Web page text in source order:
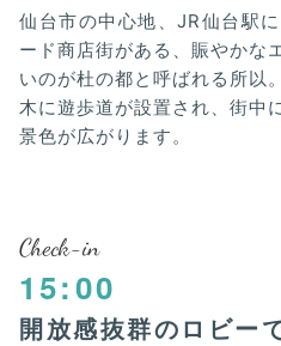
仙台市の中心地、JR仙台駅
ード商店街がある、賑やかな
いのが杜の都と呼ばれる所以
木に遊歩道が設置され、街中
景色が広がります。
Check-in
15:00
開放感抜群のロビー